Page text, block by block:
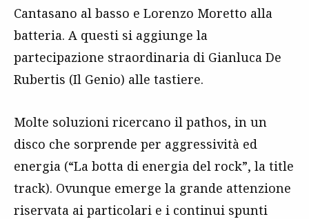
Cantasano al basso e Lorenzo Moretto alla
batteria. A questi si aggiunge la
partecipazione straordinaria di Gianluca De
Rubertis (Il Genio) alle tastiere.
Molte soluzioni ricercano il pathos, in un
disco che sorprende per aggressività ed
energia (“La botta di energia del rock”, la title
track). Ovunque emerge la grande attenzione
riservata ai particolari e i continui spunti